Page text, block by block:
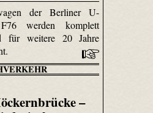
der Berliner U-
werden komplett
für weitere 20 Jahre
–